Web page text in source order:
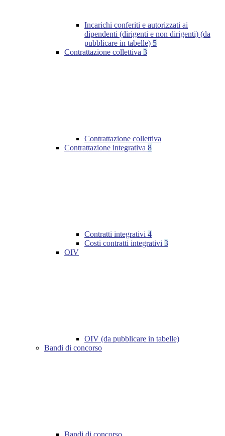
Incarichi conferiti e autorizzati ai
dipendenti (dirigenti e non dirigenti) (da
pubblicare in tabelle) 5
Contrattazione collettiva 3
Contrattazione collettiva
Contrattazione integrativa 8
Contratti integrativi 4
Costi contratti integrativi 3
OIV
OIV (da pubblicare in tabelle)
Bandi di concorso